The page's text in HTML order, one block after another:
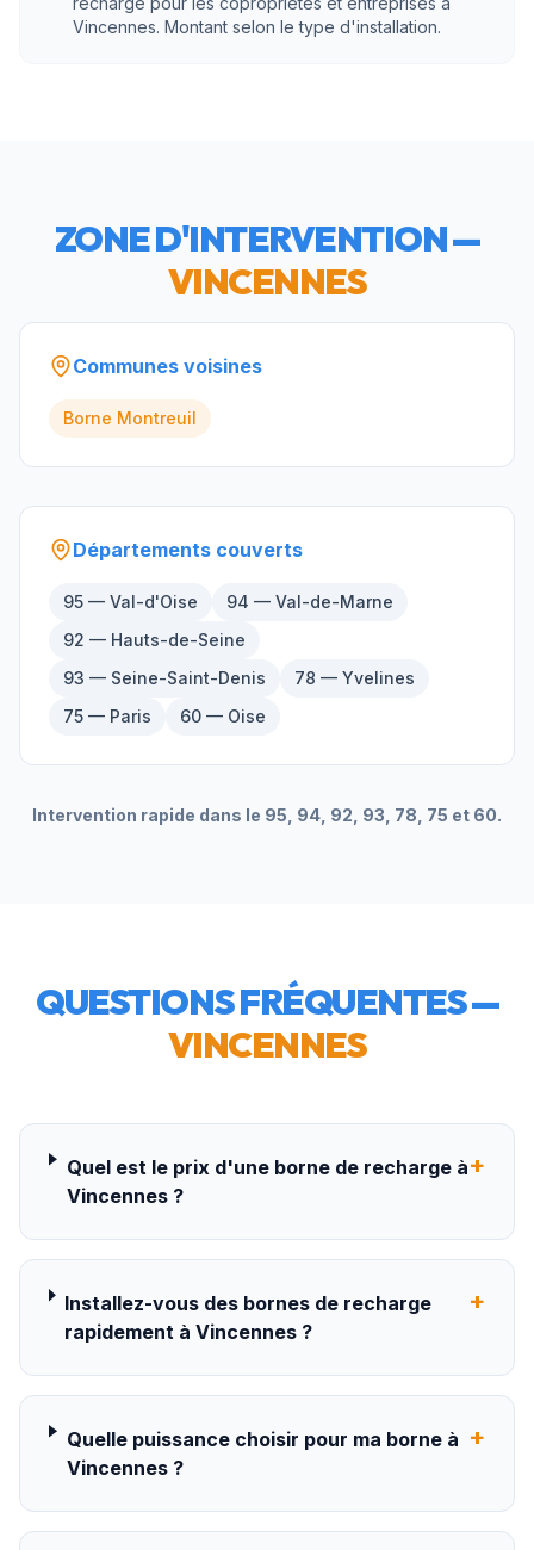
Vincennes. Montant selon le type d'installation.
ZONE D'INTERVENTION —
VINCENNES
Communes voisines
Borne Montreuil
Départements couverts
95 — Val-d'Oise
94 — Val-de-Marne
92 — Hauts-de-Seine
93 — Seine-Saint-Denis
78 — Yvelines
75 — Paris
60 — Oise
Intervention rapide dans le 95, 94, 92, 93, 78, 75 et 60.
QUESTIONS FRÉQUENTES —
VINCENNES
Quel est le prix d'une borne de recharge à
Vincennes ?
+
Installez-vous des bornes de recharge
rapidement à Vincennes ?
+
Quelle puissance choisir pour ma borne à
Vincennes ?
+